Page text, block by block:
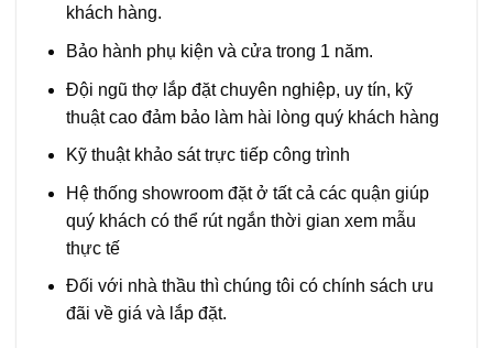
khách hàng.
Bảo hành phụ kiện và cửa trong 1 năm.
Đội ngũ thợ lắp đặt chuyên nghiệp, uy tín, kỹ
thuật cao đảm bảo làm hài lòng quý khách hàng
Kỹ thuật khảo sát trực tiếp công trình
Hệ thống showroom đặt ở tất cả các quận giúp
quý khách có thể rút ngắn thời gian xem mẫu
thực tế
Đối với nhà thầu thì chúng tôi có chính sách ưu
đãi về giá và lắp đặt.